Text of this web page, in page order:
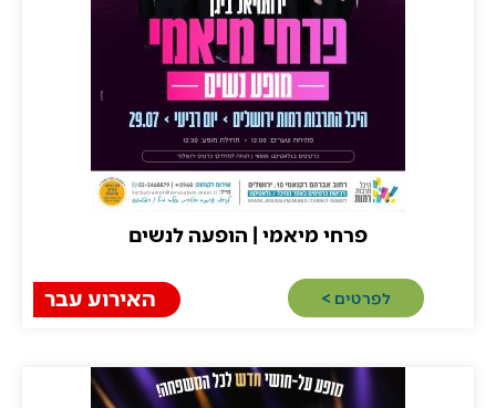
פרחי מיאמי | הופעה לנשים
לפרטים >​ ירושלים
האירוע עבר